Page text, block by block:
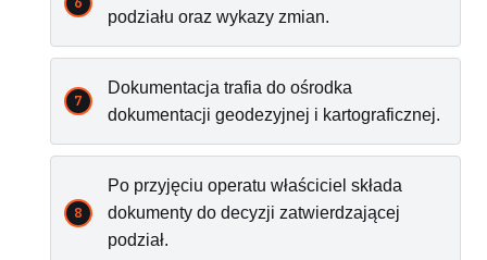
podziału oraz wykazy zmian.
Dokumentacja trafia do ośrodka
dokumentacji geodezyjnej i kartograficznej.
Po przyjęciu operatu właściciel składa
dokumenty do decyzji zatwierdzającej
podział.